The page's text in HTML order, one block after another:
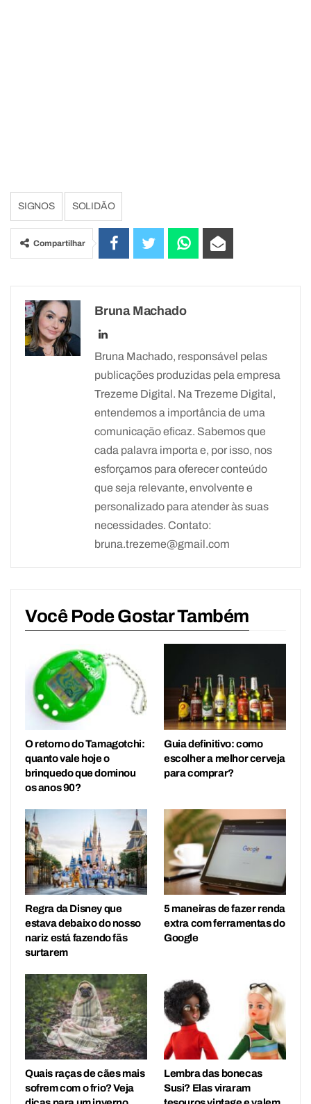
SIGNOS SOLIDÃO
Compartilhar
Bruna Machado
Bruna Machado, responsável pelas
publicações produzidas pela empresa
Trezeme Digital. Na Trezeme Digital,
entendemos a importância de uma
comunicação eficaz. Sabemos que
cada palavra importa e, por isso, nos
esforçamos para oferecer conteúdo
que seja relevante, envolvente e
personalizado para atender às suas
necessidades. Contato:
bruna.trezeme@gmail.com
Você Pode Gostar Também
O retorno do Tamagotchi:
quanto vale hoje o
brinquedo que dominou
os anos 90?
Guia definitivo: como
escolher a melhor cerveja
para comprar?
Regra da Disney que
estava debaixo do nosso
nariz está fazendo fãs
surtarem
5 maneiras de fazer renda
extra com ferramentas do
Google
Quais raças de cães mais
sofrem com o frio? Veja
Lembra das bonecas
Susi? Elas viraram